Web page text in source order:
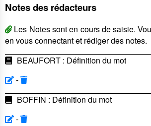
Notes des rédacteurs
Les Notes sont en cours de saisie.
en vous connectant et rédiger des notes.
BEAUFORT : Définition du mot
-
BOFFIN : Définition du mot
-